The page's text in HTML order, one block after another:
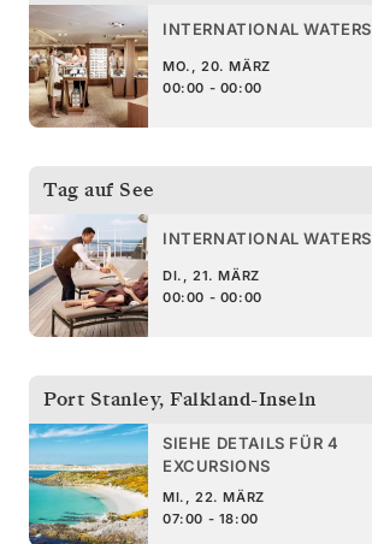
INTERNATIONAL WATERS
MO., 20. MÄRZ
00:00 - 00:00
Tag auf See
INTERNATIONAL WATERS
DI., 21. MÄRZ
00:00 - 00:00
Port Stanley, Falkland-Inseln
SIEHE DETAILS FÜR 4
EXCURSIONS
MI., 22. MÄRZ
07:00 - 18:00